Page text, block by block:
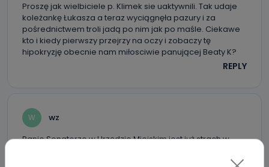
Proszę jak wielbiciele p. Klimek sie uaktywnili. Tak udaje
koleżankę Łukasza a teraz wyciągnęła pazury i za
pośrednictwem troli jadą po nim jak po maśle. Ciekawe
kto i kiedy pierwszy przejrzy na oczy i zobaczy tę
hipokryzję obecnie nam miłosciwie panującej Beaty K?
REPLY
W WZ
Panie Senatorze w Urzędzie Miejskim jest już strach w